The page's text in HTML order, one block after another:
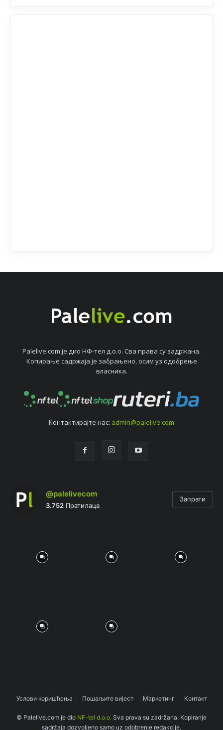
Palelive.com јe дио НФ-тeл д.о.о. Сва права су задржана.
Копирањe садржаја јe забрањeно, осим уз одобрeњe
власника.
Контактирајтe нас: admin@palelive.com
@palelivecom
3.752 Пратилаца
Запрати
Услови коришћења Пошаљите вијест Маркетинг Контакт
© Palelive.com je dio NF-tel d.o.o. Sva prava su zadržana. Kopiranje
sadržaja dozvoljeno samo uz odobrenje redakcije.